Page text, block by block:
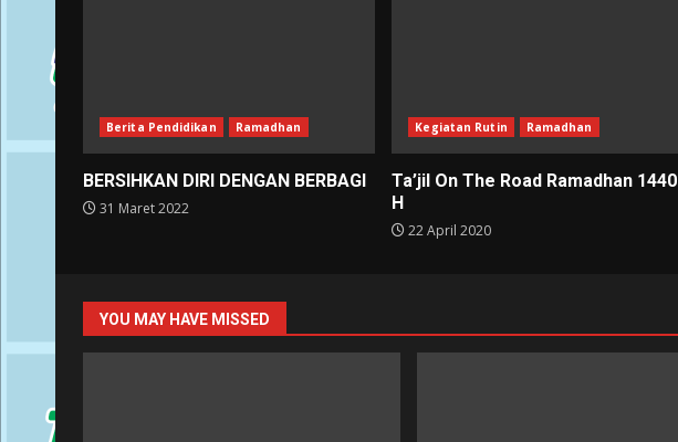
Berita Pendidikan Ramadhan
BERSIHKAN DIRI DENGAN BERBAGI
31 Maret 2022
Kegiatan Rutin Ramadhan
Ta’jil On The Road Ramadhan 1440
H
22 April 2020
YOU MAY HAVE MISSED